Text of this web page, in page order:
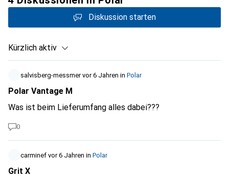
Diskussion starten
Kürzlich aktiv
salvisberg-messmer vor 6 Jahren in Polar
Polar Vantage M
Was ist beim Lieferumfang alles dabei???
0
carminef vor 6 Jahren in Polar
Grit X